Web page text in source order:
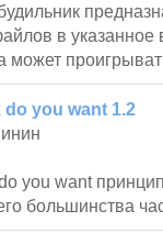
в указанное
может
you want 1.2
you want
большинства